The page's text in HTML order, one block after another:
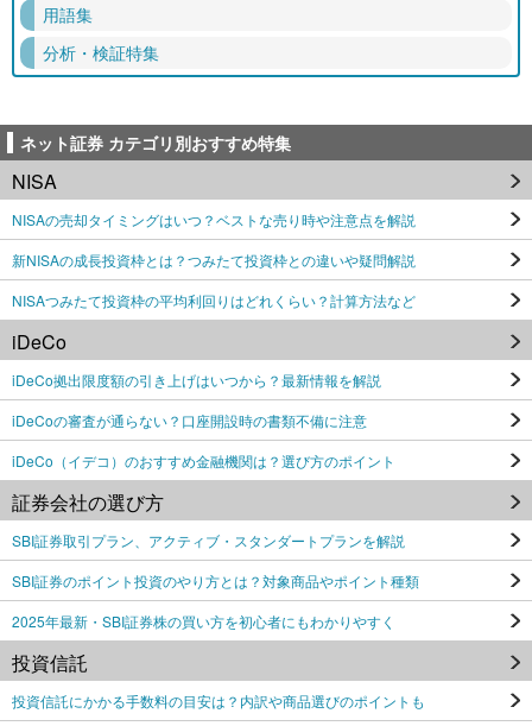
用語集
分析・検証特集
ネット証券 カテゴリ別おすすめ特集
NISA
NISAの売却タイミングはいつ？ベストな売り時や注意点を解説
新NISAの成長投資枠とは？つみたて投資枠との違いや疑問解説
NISAつみたて投資枠の平均利回りはどれくらい？計算方法など
iDeCo
iDeCo拠出限度額の引き上げはいつから？最新情報を解説
iDeCoの審査が通らない？口座開設時の書類不備に注意
iDeCo（イデコ）のおすすめ金融機関は？選び方のポイント
証券会社の選び方
SBI証券取引プラン、アクティブ・スタンダートプランを解説
SBI証券のポイント投資のやり方とは？対象商品やポイント種類
2025年最新・SBI証券株の買い方を初心者にもわかりやすく
投資信託
投資信託にかかる手数料の目安は？内訳や商品選びのポイントも